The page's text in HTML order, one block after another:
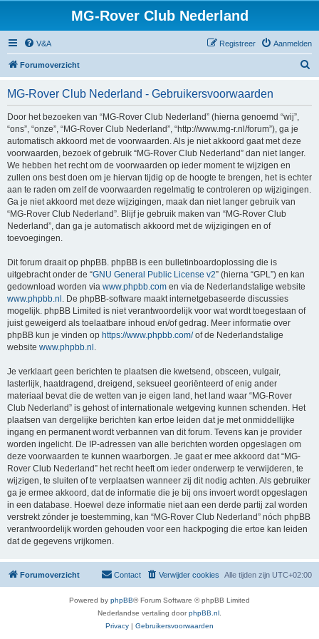
MG-Rover Club Nederland
V&A Aanmelden
Registreer
Forumoverzicht
MG-Rover Club Nederland - Gebruikersvoorwaarden
Door het bezoeken van “MG-Rover Club Nederland” (hierna genoemd “wij”,
“ons”, “onze”, “MG-Rover Club Nederland”, “http://www.mg-r.nl/forum”), ga je
automatisch akkoord met de voorwaarden. Als je niet akkoord gaat met deze
voorwaarden, bezoek of gebruik “MG-Rover Club Nederland” dan niet langer.
We hebben het recht om de voorwaarden op ieder moment te wijzigen en
zullen ons best doen om je hiervan tijdig op de hoogte te brengen, het is echter
aan te raden om zelf de voorwaarden regelmatig te controleren op wijzigingen.
Ga je niet akkoord met deze wijzigingen, maak dan niet langer gebruik van
“MG-Rover Club Nederland”. Blijf je gebruik maken van “MG-Rover Club
Nederland”, dan ga je automatisch akkoord met de wijzigingen en of
toevoegingen.
Dit forum draait op phpBB. phpBB is een bulletinboardoplossing die is
uitgebracht onder de “GNU General Public License v2” (hierna “GPL”) en kan
gedownload worden via www.phpbb.com en via de Nederlandstalige website
www.phpbb.nl . De phpBB-software maakt internetgebaseerde discussies
mogelijk. phpBB Limited is niet verantwoordelijk voor wat wordt toegestaan of
juist geweigerd als toelaatbare inhoud en/of gedrag. Meer informatie over
phpBB kun je vinden op https://www.phpbb.com/of de Nederlandstalige
website www.phpbb.nl .
Je verklaart geen berichten te plaatsen die kwetsend, obsceen, vulgair,
lasterlijk, haatdragend, dreigend, seksueel georiënteerd of enig ander
materiaal bevat die de wetten van je eigen land, het land waar “MG-Rover
Club Nederland” is gehost of internationale wetgeving kunnen schenden. Het
plaatsen van dergelijke berichten kan ertoe leiden dat je met onmiddellijke
ingang en permanent wordt verbannen van dit forum. Tevens kan je provider
worden ingelicht. De IP-adressen van alle berichten worden opgeslagen om
deze voorwaarden te kunnen waarborgen. Je gaat er mee akkoord dat “MG-
Rover Club Nederland” het recht heeft om ieder onderwerp te verwijderen, te
wijzigen, te sluiten of te verplaatsen wanneer zij dit nodig achten. Als gebruiker
ga je ermee akkoord, dat de informatie die je bij ons invoert wordt opgeslagen
in een database. Hoewel deze informatie niet aan een derde partij zal worden
verstrekt zónder je toestemming, kan “MG-Rover Club Nederland” nóch phpBB
verantwoordelijk worden gehouden voor een hackpoging die ertoe kan leiden
dat de gegevens vrijkomen.
Forumoverzicht Alle tijden zijn UTC+02:00
Verwijder cookies
Contact
Powered by phpBB® Forum Software © phpBB Limited
Nederlandse vertaling doorphpBB.nl
Privacy | Gebruikersvoorwaarden